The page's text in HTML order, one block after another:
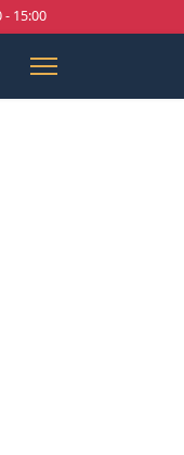
- 15:00